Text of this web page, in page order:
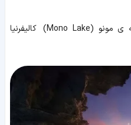
این منظره ی زیبا در اطراف دریاچه ی مونو (Mono Lake) کالیفرنیا